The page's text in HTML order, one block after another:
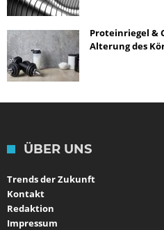
Proteinriegel &
Alterung des
ÜBER UNS
Trends der Zukunft
Kontakt
Redaktion
Impressum